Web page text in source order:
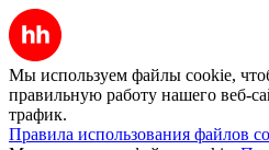
Мы используем файлы cookie,
правильную работу нашего веб-
трафик.
Правила использования файлов